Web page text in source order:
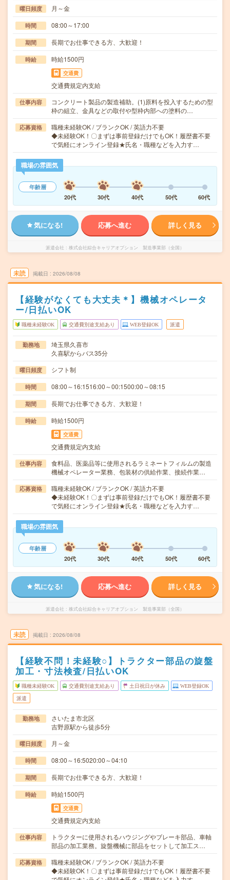
曜日頻度 月～金
時間 08:00～17:00
期間 長期でお仕事できる方、大歓迎！
時給 時給1500円
交通費
交通費規定内支給
仕事内容
コンクリート製品の製造補助。(1)原料を投入するための型
枠の組立、金具などの取付や型枠内部への塗料の…
応募資格
職種未経験OK / ブランクOK / 英語力不要
◆未経験OK！〇まずは事前登録だけでもOK！履歴書不要
で気軽にオンライン登録★氏名・職種などを入力す…
職場の雰囲気
年齢層
20代
30代 40代 50代 60代
気になる! 応募へ進む 詳しく見る
派遣会社 株式会社綜合キャリアオプション 製造事業部（全国）
未読 掲載日 2026/08/08
【経験がなくても大丈夫＊】機械オペレータ
ー/日払いOK
職種未経験OK 交通費別途支給あり WEB登録OK 派遣
勤務地
埼玉県久喜市
久喜駅からバス35分
曜日頻度 シフト制
時間 08:00～16:1516:00～00:1500:00～08:15
期間 長期でお仕事できる方、大歓迎！
時給 時給1500円
交通費
交通費規定内支給
仕事内容
食料品、医薬品等に使用されるラミネートフィルムの製造
機械オペレーター業務、包装材の供給作業、接続作業…
応募資格
職種未経験OK / ブランクOK / 英語力不要
◆未経験OK！〇まずは事前登録だけでもOK！履歴書不要
で気軽にオンライン登録★氏名・職種などを入力す…
職場の雰囲気
年齢層
20代
30代 40代 50代 60代
気になる! 応募へ進む 詳しく見る
派遣会社 株式会社綜合キャリアオプション 製造事業部（全国）
未読 掲載日 2026/08/08
【経験不問！未経験○】トラクター部品の旋盤
加工・寸法検査/日払いOK
職種未経験OK 交通費別途支給あり 土日祝日が休み WEB登録OK
派遣
勤務地
さいたま市北区
吉野原駅から徒歩5分
曜日頻度 月～金
時間 08:00～16:5020:00～04:10
期間 長期でお仕事できる方、大歓迎！
時給 時給1500円
交通費
交通費規定内支給
仕事内容
トラクターに使用されるハウジングやブレーキ部品、車軸
部品の加工業務。旋盤機械に部品をセットして加工ス…
応募資格
職種未経験OK / ブランクOK / 英語力不要
◆未経験OK！〇まずは事前登録だけでもOK！履歴書不要